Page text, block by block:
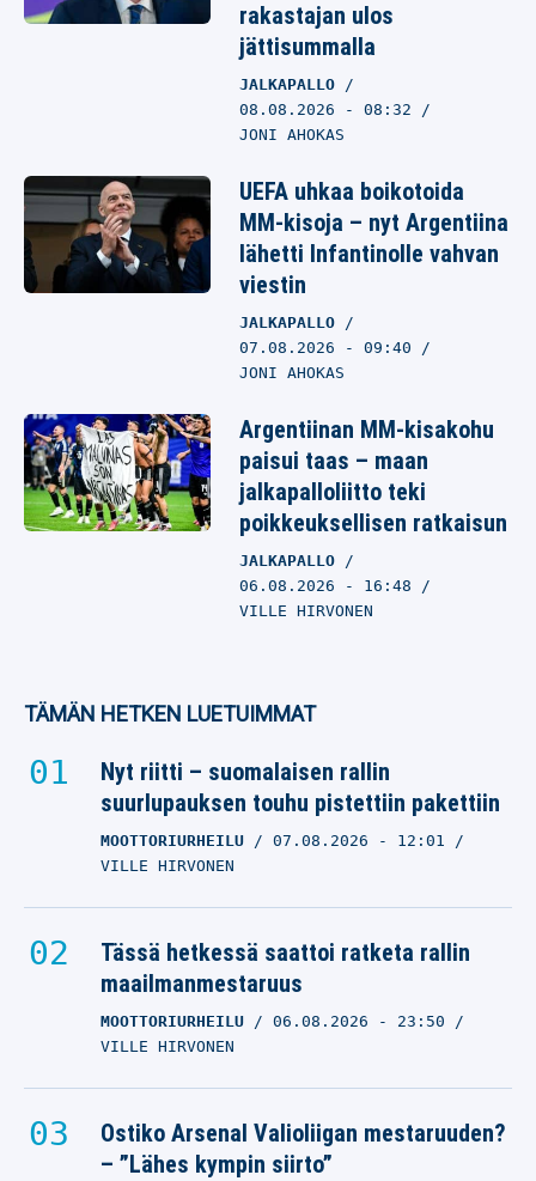
rakastajan ulos
jättisummalla
JALKAPALLO
08.08.2026 - 08:32
JONI AHOKAS
UEFA uhkaa boikotoida
MM-kisoja – nyt Argentiina
lähetti Infantinolle vahvan
viestin
JALKAPALLO
07.08.2026 - 09:40
JONI AHOKAS
Argentiinan MM-kisakohu
paisui taas – maan
jalkapalloliitto teki
poikkeuksellisen ratkaisun
JALKAPALLO
06.08.2026 - 16:48
VILLE HIRVONEN
TÄMÄN HETKEN LUETUIMMAT
Nyt riitti – suomalaisen rallin
suurlupauksen touhu pistettiin pakettiin
MOOTTORIURHEILU 07.08.2026 - 12:01
VILLE HIRVONEN
Tässä hetkessä saattoi ratketa rallin
maailmanmestaruus
MOOTTORIURHEILU 06.08.2026 - 23:50
VILLE HIRVONEN
Ostiko Arsenal Valioliigan mestaruuden?
– ”Lähes kympin siirto”